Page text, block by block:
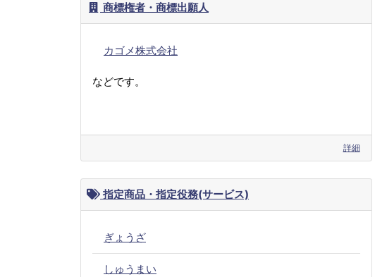
商標権者・商標出願人
カゴメ株式会社
などです。
詳細
指定商品・指定役務(サービス)
ぎょうざ
しゅうまい